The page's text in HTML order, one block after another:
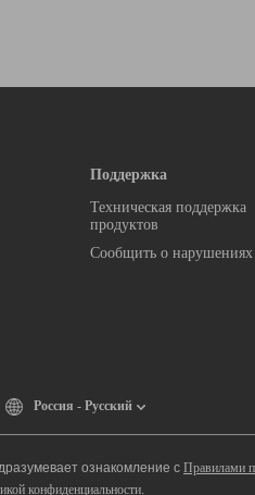
Поддержка
Техническая поддержка
продуктов
Сообщить о нарушениях
Россия - Русский
ознакомление с Правилами
конфиденциальности.